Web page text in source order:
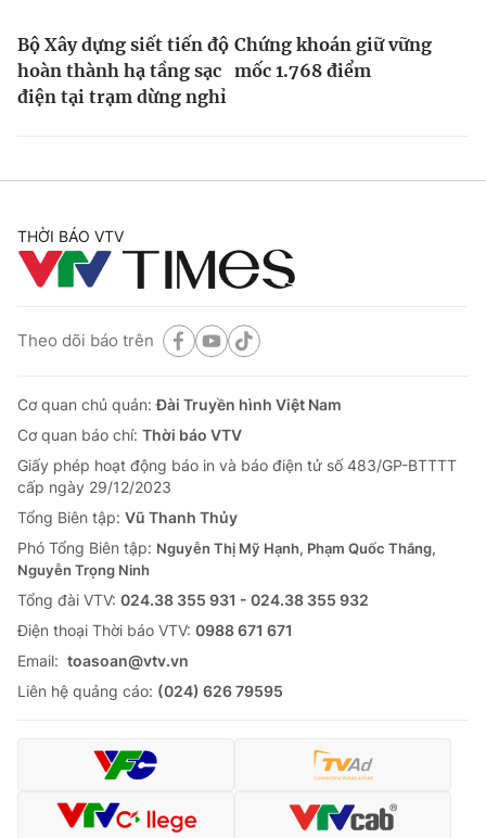
Bộ Xây dựng siết tiến độ
hoàn thành hạ tầng sạc
điện tại trạm dừng nghỉ
Chứng khoán giữ vững
mốc 1.768 điểm
THỜI BÁO VTV
Theo dõi báo trên
Cơ quan chủ quản:Đài Truyền hình Việt Nam
Cơ quan báo chí: Thời báo VTV
Giấy phép hoạt động báo in và báo điện tử số 483/GP-BTTTT
cấp ngày 29/12/2023
Tổng Biên tập: Vũ Thanh Thủy
Phó Tổng Biên tập: Nguyễn Thị Mỹ Hạnh, Phạm Quốc Thắng,
Nguyễn Trọng Ninh
Tổng đài VTV: 024.38 355 931 - 024.38 355 932
Ðiện thoại Thời báo VTV: 0988 671 671
Email: toasoan@vtv.vn
Liên hệ quảng cáo: (024) 626 79595